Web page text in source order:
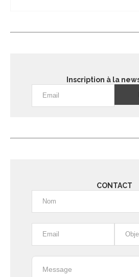
Inscription à la
CONTACT